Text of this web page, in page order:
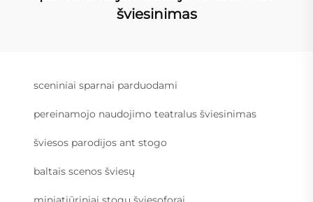
šviesinimas
sceniniai sparnai parduodami
pereinamojo naudojimo teatralus šviesinimas
šviesos parodijos ant stogo
baltais scenos šviesų